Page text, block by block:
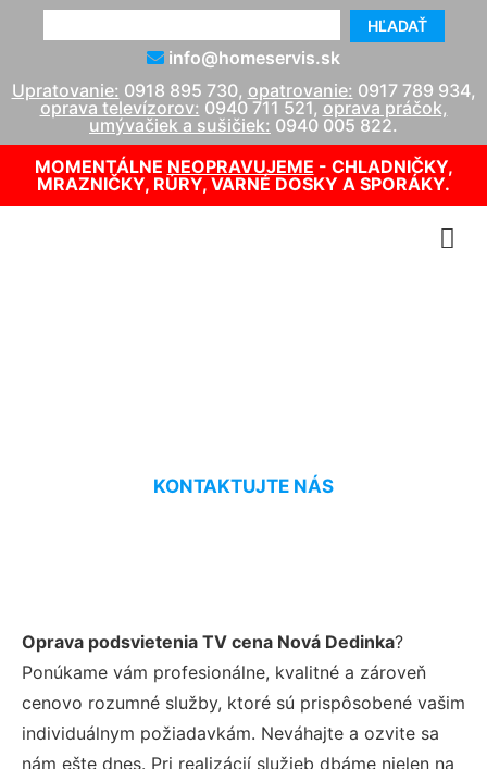
HĽADAŤ
info@homeservis.sk
Upratovanie: 0918 895 730, opatrovanie: 0917 789 934,
oprava televízorov: 0940 711 521, oprava práčok,
umývačiek a sušičiek: 0940 005 822.
MOMENTÁLNE NEOPRAVUJEME - CHLADNIČKY,
MRAZNIČKY, RÚRY, VARNÉ DOSKY A SPORÁKY.
KONTAKTUJTE NÁS
Oprava podsvietenia TV cena Nová Dedinka?
Ponúkame vám profesionálne, kvalitné a zároveň
cenovo rozumné služby, ktoré sú prispôsobené vašim
individuálnym požiadavkám. Neváhajte a ozvite sa
nám ešte dnes. Pri realizácií služieb dbáme nielen na